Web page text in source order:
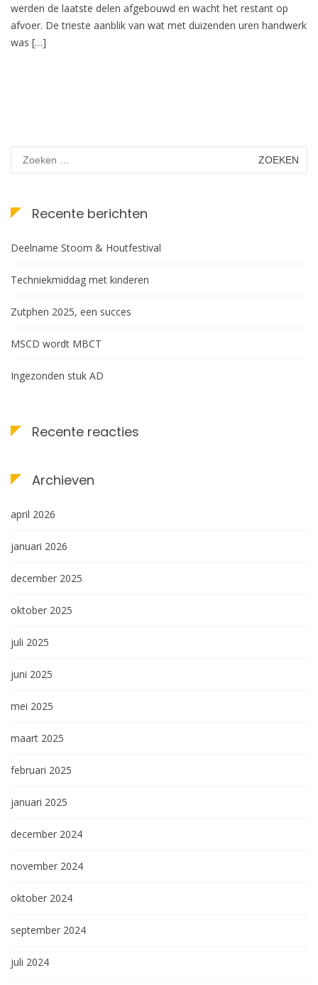
werden de laatste delen afgebouwd en wacht het restant op
afvoer. De trieste aanblik van wat met duizenden uren handwerk
was […]
Zoeken
naar:
Recente berichten
Deelname Stoom & Houtfestival
Techniekmiddag met kinderen
Zutphen 2025, een succes
MSCD wordt MBCT
Ingezonden stuk AD
Recente reacties
Archieven
april 2026
januari 2026
december 2025
oktober 2025
juli 2025
juni 2025
mei 2025
maart 2025
februari 2025
januari 2025
december 2024
november 2024
oktober 2024
september 2024
juli 2024